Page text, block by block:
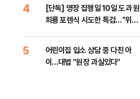
4
[단독] 영장 집행일 10일 도과 원
희룡 포렌식 시도한 특검…"위법
5
어린이집 입소 상담 중 다친 아
이…대법 "원장 과실있다"